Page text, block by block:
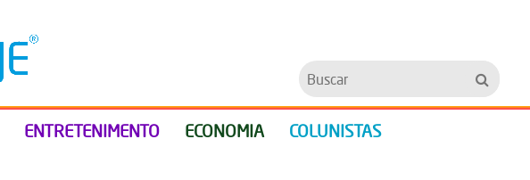
Buscar
ENTRETENIMENTO ECONOMIA COLUNISTAS